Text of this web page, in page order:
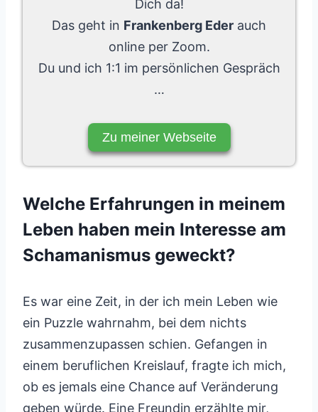
Dich da!
Das geht in Frankenberg Eder auch
online per Zoom.
Du und ich 1:1 im persönlichen Gespräch
…
Zu meiner Webseite
Welche Erfahrungen in meinem
Leben haben mein Interesse am
Schamanismus geweckt?
Es war eine Zeit, in der ich mein Leben wie
ein Puzzle wahrnahm, bei dem nichts
zusammenzupassen schien. Gefangen in
einem beruflichen Kreislauf, fragte ich mich,
ob es jemals eine Chance auf Veränderung
geben würde. Eine Freundin erzählte mir,